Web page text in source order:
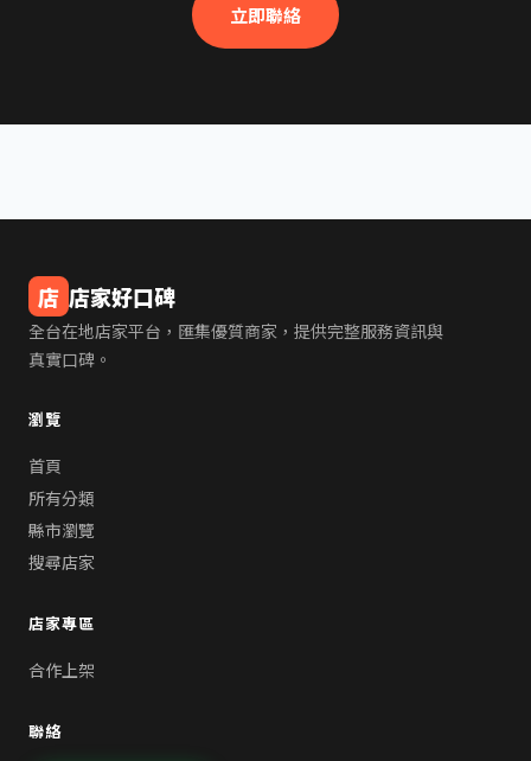
立即聯絡
店 店家好口碑
全台在地店家平台，匯集優質商家，提供完整服務資訊與
真實口碑。
瀏覽
首頁
所有分類
縣市瀏覽
搜尋店家
店家專區
合作上架
聯絡